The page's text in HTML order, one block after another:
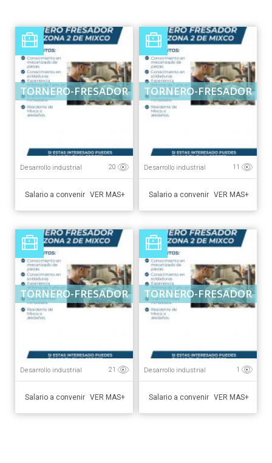
TORNERO-FRESADOR
Desarrollo industrial 20
Salario a convenir VER MAS+
TORNERO-FRESADOR
Desarrollo industrial 11
Salario a convenir VER MAS+
TORNERO-FRESADOR
Desarrollo industrial 21
Salario a convenir VER MAS+
TORNERO-FRESADOR
Desarrollo industrial 1
Salario a convenir VER MAS+